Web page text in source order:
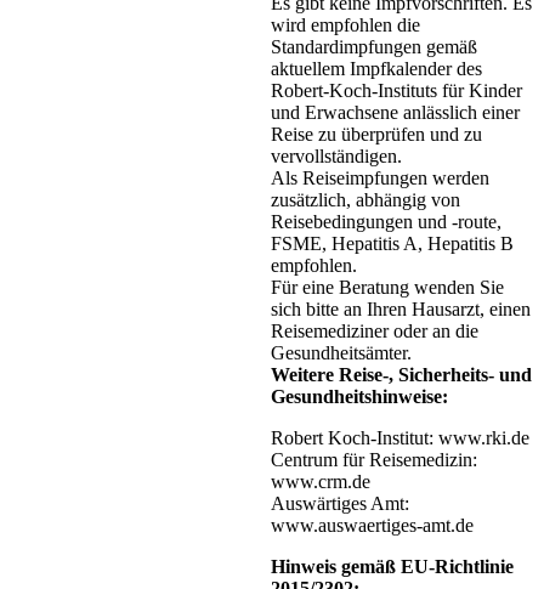
wird empfohlen die
Standardimpfungen gemäß
aktuellem Impfkalender des
Robert-Koch-Instituts für Kinder
und Erwachsene anlässlich einer
Reise zu überprüfen und zu
vervollständigen.
Als Reiseimpfungen werden
zusätzlich, abhängig von
Reisebedingungen und -route,
FSME, Hepatitis A, Hepatitis B
empfohlen.
Für eine Beratung wenden Sie
sich bitte an Ihren Hausarzt, einen
Reisemediziner oder an die
Gesundheitsämter.
Weitere Reise-, Sicherheits- und
Gesundheitshinweise:
Robert Koch-Institut: www.rki.de
Centrum für Reisemedizin:
www.crm.de
Auswärtiges Amt:
www.auswaertiges-amt.de
Hinweis gemäß EU-Richtlinie